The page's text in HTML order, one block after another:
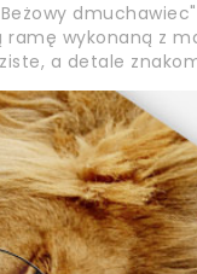
wykonaną z
a detale